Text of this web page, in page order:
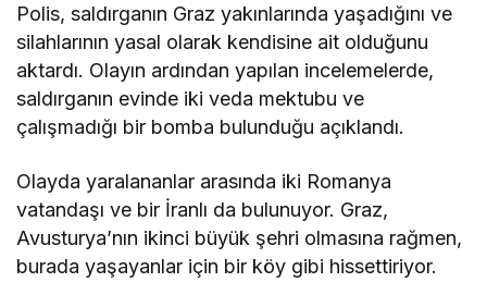
Polis, saldırganın Graz yakınlarında yaşadığını ve
silahlarının yasal olarak kendisine ait olduğunu
aktardı. Olayın ardından yapılan incelemelerde,
saldırganın evinde iki veda mektubu ve
çalışmadığı bir bomba bulunduğu açıklandı.
Olayda yaralananlar arasında iki Romanya
vatandaşı ve bir İranlı da bulunuyor. Graz,
Avusturya’nın ikinci büyük şehri olmasına rağmen,
burada yaşayanlar için bir köy gibi hissettiriyor.